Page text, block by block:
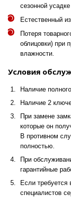
сезонной усадке
Естественный
Потеря
облицовки) при
влажности.
Условия
Наличие
Наличие 2
При замене
которые он
В противном
полностью.
При
гарантийные
Если
специалистов